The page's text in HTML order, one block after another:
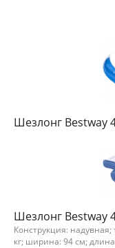
Шезлонг Bestway
Шезлонг Bestway
Конструкция:
кг; ширина: 94 см;